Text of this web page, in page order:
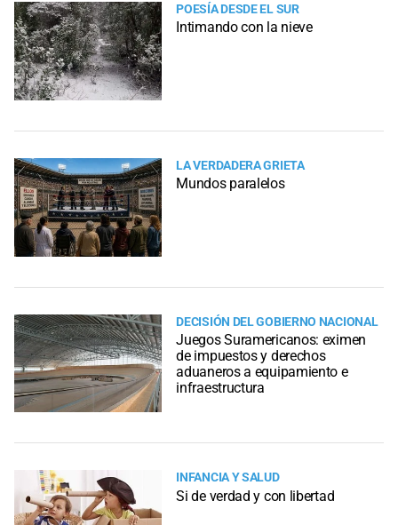
POESÍA DESDE EL SUR
Intimando con la nieve
LA VERDADERA GRIETA
Mundos paralelos
DECISIÓN DEL GOBIERNO NACIONAL
Juegos Suramericanos: eximen
de impuestos y derechos
aduaneros a equipamiento e
infraestructura
INFANCIA Y SALUD
Si de verdad y con libertad